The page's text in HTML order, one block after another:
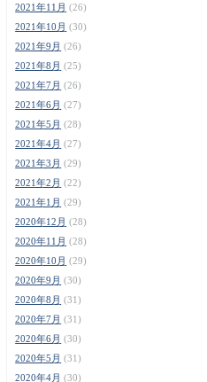
2021年11月 (26)
2021年10月 (30)
2021年9月 (26)
2021年8月 (25)
2021年7月 (26)
2021年6月 (27)
2021年5月 (28)
2021年4月 (27)
2021年3月 (29)
2021年2月 (22)
2021年1月 (29)
2020年12月 (28)
2020年11月 (28)
2020年10月 (29)
2020年9月 (30)
2020年8月 (31)
2020年7月 (31)
2020年6月 (30)
2020年5月 (31)
2020年4月 (30)